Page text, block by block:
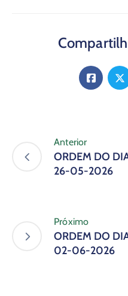
Anterior
ORDEM DO
26-05-2026
Próximo
ORDEM DO
02-06-2026